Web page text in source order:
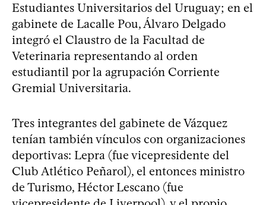
Estudiantes Universitarios del Uruguay; en el
gabinete de Lacalle Pou, Álvaro Delgado
integró el Claustro de la Facultad de
Veterinaria representando al orden
estudiantil por la agrupación Corriente
Gremial Universitaria.
Tres integrantes del gabinete de Vázquez
tenían también vínculos con organizaciones
deportivas: Lepra (fue vicepresidente del
Club Atlético Peñarol), el entonces ministro
de Turismo, Héctor Lescano (fue